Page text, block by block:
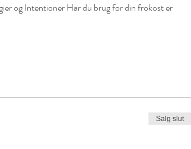
og Intentioner Har du brug for din frokost er
Salg slut